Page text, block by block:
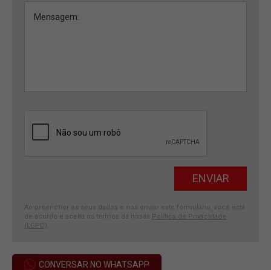
Ao preencher os seus dados e nos enviar este formulário, você está
de acordo e aceita os termos da nossa Política de Privacidade
(LGPD)
CONVERSAR NO WHATSAPP